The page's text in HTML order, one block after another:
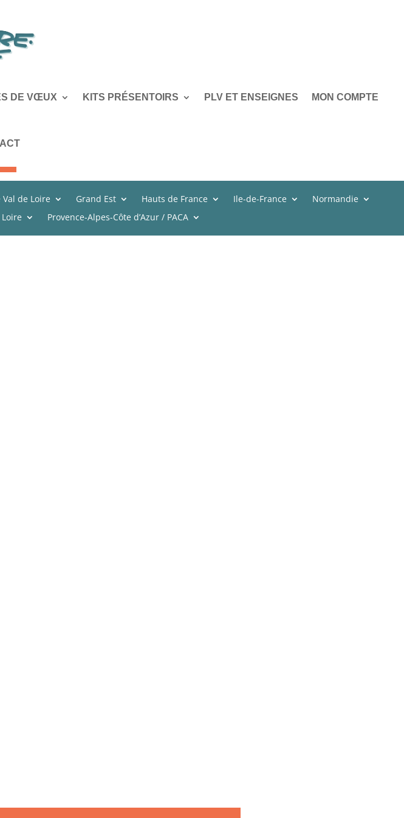
DE VŒUX KITS PRÉSENTOIRS PLV ET ENSEIGNES MON COMPTE
Val de Loire Grand Est Hauts de France Ile-de-France
Normandie
Provence-Alpes-Côte d’Azur / PACA